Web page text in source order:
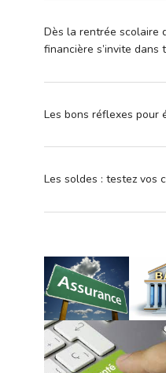
Dès la rentrée scolaire
financière s’invite
Les bons réflexes pour
Les soldes : testez vos